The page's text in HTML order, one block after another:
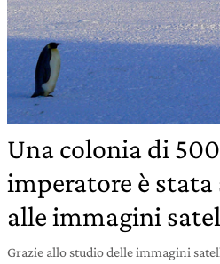
Una colonia di
imperatore è stata
alle immagini
Grazie allo studio delle immagini